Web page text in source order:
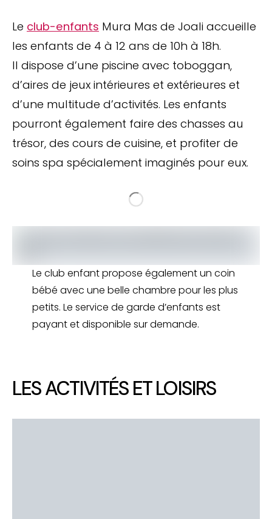
Le club-enfants Mura Mas de Joali accueille
les enfants de 4 à 12 ans de 10h à 18h.
Il dispose d’une piscine avec toboggan,
d’aires de jeux intérieures et extérieures et
d’une multitude d’activités. Les enfants
pourront également faire des chasses au
trésor, des cours de cuisine, et profiter de
soins spa spécialement imaginés pour eux.
Le club enfant propose également un coin
bébé avec une belle chambre pour les plus
petits. Le service de garde d’enfants est
payant et disponible sur demande.
LES ACTIVITÉS ET LOISIRS